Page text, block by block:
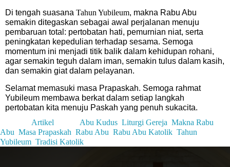
Di tengah suasana Tahun Yubileum, makna Rabu Abu
semakin ditegaskan sebagai awal perjalanan menuju
pembaruan total: pertobatan hati, pemurnian niat, serta
peningkatan kepedulian terhadap sesama. Semoga
momentum ini menjadi titik balik dalam kehidupan rohani,
agar semakin teguh dalam iman, semakin tulus dalam kasih,
dan semakin giat dalam pelayanan.
Selamat memasuki masa Prapaskah. Semoga rahmat
Yubileum membawa berkat dalam setiap langkah
pertobatan kita menuju Paskah yang penuh sukacita.
Artikel Abu Kudus Liturgi Gereja Makna Rabu
Abu Masa Prapaskah Rabu Abu Rabu Abu Katolik Tahun
Yubileum Tradisi Katolik